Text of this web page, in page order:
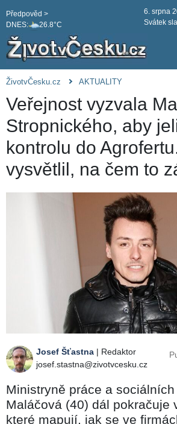
DNES: 26.8°C
Předpověd >
6. srpna
Svátek
ŽivotvČesku.cz AKTUALITY
Veřejnost vyzvala
Stropnického, aby
kontrolu do
vysvětlil, na čem to
Josef Šťastna | Redaktor
josef.stastna@zivotvcesku.cz
Ministryně práce a
Maláčová (40) dál pokračuje
které mapují, jak se ve